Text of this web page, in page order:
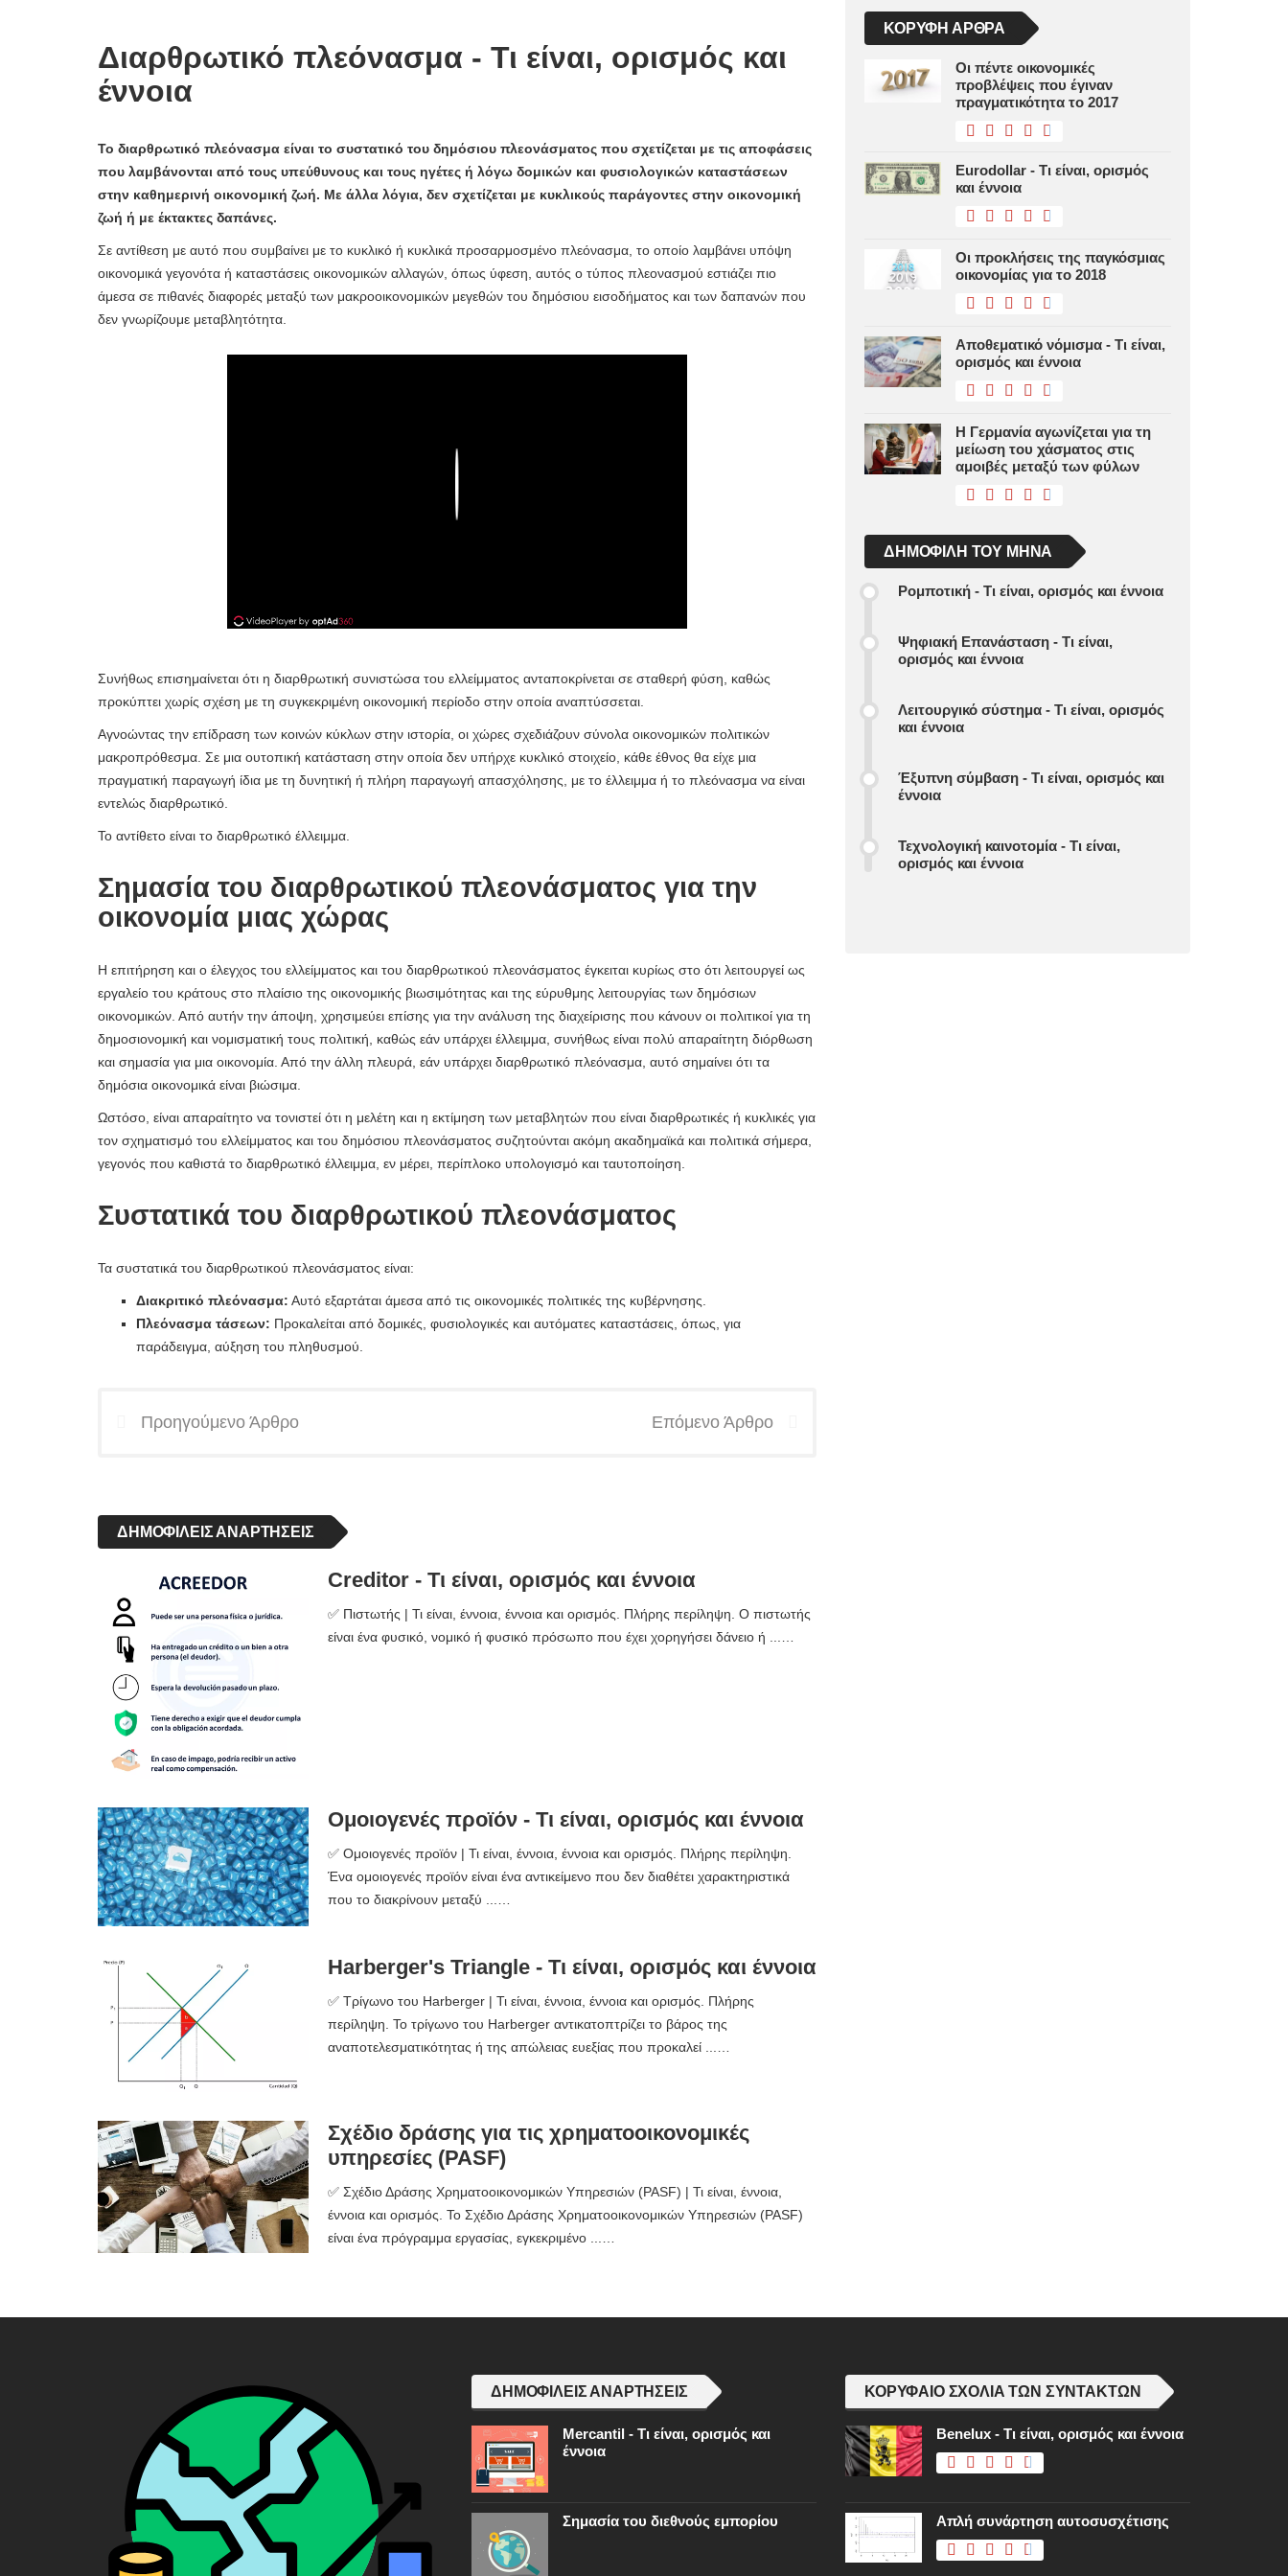
Διαρθρωτικό πλεόνασμα - Τι είναι, ορισμός και
έννοια
Το διαρθρωτικό πλεόνασμα είναι το συστατικό του δημόσιου πλεονάσματος που σχετίζεται με τις αποφάσεις
που λαμβάνονται από τους υπεύθυνους και τους ηγέτες ή λόγω δομικών και φυσιολογικών καταστάσεων
στην καθημερινή οικονομική ζωή. Με άλλα λόγια, δεν σχετίζεται με κυκλικούς παράγοντες στην οικονομική
ζωή ή με έκτακτες δαπάνες.
Σε αντίθεση με αυτό που συμβαίνει με το κυκλικό ή κυκλικά προσαρμοσμένο πλεόνασμα, το οποίο λαμβάνει υπόψη
οικονομικά γεγονότα ή καταστάσεις οικονομικών αλλαγών, όπως ύφεση, αυτός ο τύπος πλεονασμού εστιάζει πιο
άμεσα σε πιθανές διαφορές μεταξύ των μακροοικονομικών μεγεθών του δημόσιου εισοδήματος και των δαπανών που
δεν γνωρίζουμε μεταβλητότητα.
Συνήθως επισημαίνεται ότι η διαρθρωτική συνιστώσα του ελλείμματος ανταποκρίνεται σε σταθερή φύση, καθώς
προκύπτει χωρίς σχέση με τη συγκεκριμένη οικονομική περίοδο στην οποία αναπτύσσεται.
Αγνοώντας την επίδραση των κοινών κύκλων στην ιστορία, οι χώρες σχεδιάζουν σύνολα οικονομικών πολιτικών
μακροπρόθεσμα. Σε μια ουτοπική κατάσταση στην οποία δεν υπήρχε κυκλικό στοιχείο, κάθε έθνος θα είχε μια
πραγματική παραγωγή ίδια με τη δυνητική ή πλήρη παραγωγή απασχόλησης, με το έλλειμμα ή το πλεόνασμα να είναι
εντελώς διαρθρωτικό.
Το αντίθετο είναι το διαρθρωτικό έλλειμμα.
Σημασία του διαρθρωτικού πλεονάσματος για την
οικονομία μιας χώρας
Η επιτήρηση και ο έλεγχος του ελλείμματος και του διαρθρωτικού πλεονάσματος έγκειται κυρίως στο ότι λειτουργεί ως
εργαλείο του κράτους στο πλαίσιο της οικονομικής βιωσιμότητας και της εύρυθμης λειτουργίας των δημόσιων
οικονομικών. Από αυτήν την άποψη, χρησιμεύει επίσης για την ανάλυση της διαχείρισης που κάνουν οι πολιτικοί για τη
δημοσιονομική και νομισματική τους πολιτική, καθώς εάν υπάρχει έλλειμμα, συνήθως είναι πολύ απαραίτητη διόρθωση
και σημασία για μια οικονομία. Από την άλλη πλευρά, εάν υπάρχει διαρθρωτικό πλεόνασμα, αυτό σημαίνει ότι τα
δημόσια οικονομικά είναι βιώσιμα.
Ωστόσο, είναι απαραίτητο να τονιστεί ότι η μελέτη και η εκτίμηση των μεταβλητών που είναι διαρθρωτικές ή κυκλικές για
τον σχηματισμό του ελλείμματος και του δημόσιου πλεονάσματος συζητούνται ακόμη ακαδημαϊκά και πολιτικά σήμερα,
γεγονός που καθιστά το διαρθρωτικό έλλειμμα, εν μέρει, περίπλοκο υπολογισμό και ταυτοποίηση.
Συστατικά του διαρθρωτικού πλεονάσματος
Τα συστατικά του διαρθρωτικού πλεονάσματος είναι:
Διακριτικό πλεόνασμα: Αυτό εξαρτάται άμεσα από τις οικονομικές πολιτικές της κυβέρνησης.
Πλεόνασμα τάσεων: Προκαλείται από δομικές, φυσιολογικές και αυτόματες καταστάσεις, όπως, για
παράδειγμα, αύξηση του πληθυσμού.
Προηγούμενο Άρθρο Επόμενο Άρθρο
ΔΗΜΟΦΙΛΕΊΣ ΑΝΑΡΤΉΣΕΙΣ
Creditor - Τι είναι, ορισμός και έννοια
✅ Πιστωτής | Τι είναι, έννοια, έννοια και ορισμός. Πλήρης περίληψη. Ο πιστωτής
είναι ένα φυσικό, νομικό ή φυσικό πρόσωπο που έχει χορηγήσει δάνειο ή ...…
Ομοιογενές προϊόν - Τι είναι, ορισμός και έννοια
✅ Ομοιογενές προϊόν | Τι είναι, έννοια, έννοια και ορισμός. Πλήρης περίληψη.
Ένα ομοιογενές προϊόν είναι ένα αντικείμενο που δεν διαθέτει χαρακτηριστικά
που το διακρίνουν μεταξύ ...…
Harberger's Triangle - Τι είναι, ορισμός και έννοια
✅ Τρίγωνο του Harberger | Τι είναι, έννοια, έννοια και ορισμός. Πλήρης
περίληψη. Το τρίγωνο του Harberger αντικατοπτρίζει το βάρος της
αναποτελεσματικότητας ή της απώλειας ευεξίας που προκαλεί ...…
Σχέδιο δράσης για τις χρηματοοικονομικές
υπηρεσίες (PASF)
✅ Σχέδιο Δράσης Χρηματοοικονομικών Υπηρεσιών (PASF) | Τι είναι, έννοια,
έννοια και ορισμός. Το Σχέδιο Δράσης Χρηματοοικονομικών Υπηρεσιών (PASF)
είναι ένα πρόγραμμα εργασίας, εγκεκριμένο ...…
ΚΟΡΥΦΉ ΆΡΘΡΑ
Οι πέντε οικονομικές
προβλέψεις που έγιναν
πραγματικότητα το 2017
Eurodollar - Τι είναι, ορισμός
και έννοια
Οι προκλήσεις της παγκόσμιας
οικονομίας για το 2018
Αποθεματικό νόμισμα - Τι είναι,
ορισμός και έννοια
Η Γερμανία αγωνίζεται για τη
μείωση του χάσματος στις
αμοιβές μεταξύ των φύλων
ΔΗΜΟΦΙΛΉ ΤΟΥ ΜΉΝΑ
Ρομποτική - Τι είναι, ορισμός και έννοια
Ψηφιακή Επανάσταση - Τι είναι,
ορισμός και έννοια
Λειτουργικό σύστημα - Τι είναι, ορισμός
και έννοια
Έξυπνη σύμβαση - Τι είναι, ορισμός και
έννοια
Τεχνολογική καινοτομία - Τι είναι,
ορισμός και έννοια
ΔΗΜΟΦΙΛΕΊΣ ΑΝΑΡΤΉΣΕΙΣ
Mercantil - Τι είναι, ορισμός και
έννοια
Σημασία του διεθνούς εμπορίου
ΚΟΡΥΦΑΊΟ ΣΧΌΛΙΑ ΤΩΝ ΣΥΝΤΑΚΤΏΝ
Benelux - Τι είναι, ορισμός και έννοια
Απλή συνάρτηση αυτοσυσχέτισης